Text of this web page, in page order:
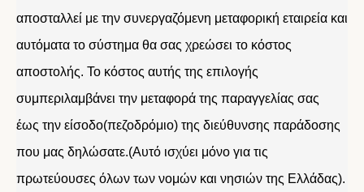
αποσταλλεί με την συνεργαζόμενη μεταφορική εταιρεία και
αυτόματα το σύστημα θα σας χρεώσει το κόστος
αποστολής. Το κόστος αυτής της επιλογής
συμπεριλαμβάνει την μεταφορά της παραγγελίας σας
έως την είσοδο(πεζοδρόμιο) της διεύθυνσης παράδοσης
που μας δηλώσατε.(Αυτό ισχύει μόνο για τις
πρωτεύουσες όλων των νομών και νησιών της Ελλάδας).